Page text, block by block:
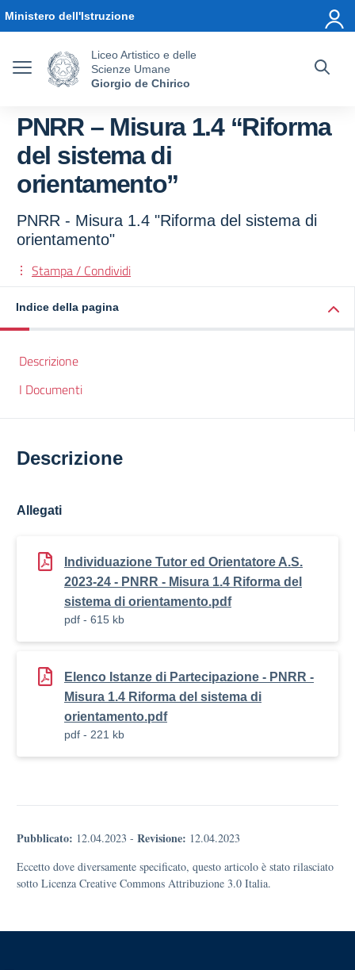
Vai ai contenuti
Vai al menu di navigazione
Vai al footer
Ministero dell'Istruzione
Liceo Artistico e delle
Scienze Umane
Giorgio de Chirico
PNRR – Misura 1.4 “Riforma
del sistema di
orientamento”
PNRR - Misura 1.4 "Riforma del sistema di
orientamento"
Stampa / Condividi
Indice della pagina
Descrizione
I Documenti
Descrizione
Allegati
Individuazione Tutor ed Orientatore A.S.
2023-24 - PNRR - Misura 1.4 Riforma del
sistema di orientamento.pdf
pdf - 615 kb
Elenco Istanze di Partecipazione - PNRR -
Misura 1.4 Riforma del sistema di
orientamento.pdf
pdf - 221 kb
Pubblicato: 12.04.2023 - Revisione: 12.04.2023
Eccetto dove diversamente specificato, questo articolo è stato rilasciato
sotto Licenza Creative Commons Attribuzione 3.0 Italia.